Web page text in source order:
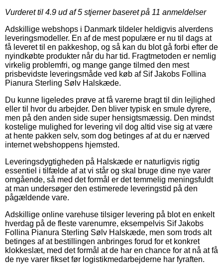
Vurderet til 4.9 ud af 5 stjerner baseret på 11 anmeldelser
Adskillige webshops i Danmark tildeler heldigvis alverdens
leveringsmodeller. En af de mest populære er nu til dags at
få leveret til en pakkeshop, og så kan du blot gå forbi efter de
nyindkøbte produkter når du har tid. Fragtmetoden er nemlig
virkelig problemfri, og mange gange tilmed den mest
prisbevidste leveringsmåde ved køb af Sif Jakobs Follina
Pianura Sterling Sølv Halskæde.
Du kunne ligeledes prøve at få varerne bragt til din lejlighed
eller til hvor du arbejder. Den bliver typisk en smule dyrere,
men på den anden side super hensigtsmæssig. Den mindst
kostelige mulighed for levering vil dog altid vise sig at være
at hente pakken selv, som dog betinges af at du er nærved
internet webshoppens hjemsted.
Leveringsdygtigheden på Halskæde er naturligvis rigtig
essentiel i tilfælde af at vi står og skal bruge dine nye varer
omgående, så med det formål er det temmelig meningsfuldt
at man undersøger den estimerede leveringstid på den
pågældende vare.
Adskillige online varehuse tilsiger levering på blot en enkelt
hverdag på de fleste varenumre, eksempelvis Sif Jakobs
Follina Pianura Sterling Sølv Halskæde, men som trods alt
betinges af at bestillingen anbringes forud for et konkret
klokkeslæt, med det formål at de har en chance for at nå at få
de nye varer fikset før logistikmedarbejderne har fyraften.